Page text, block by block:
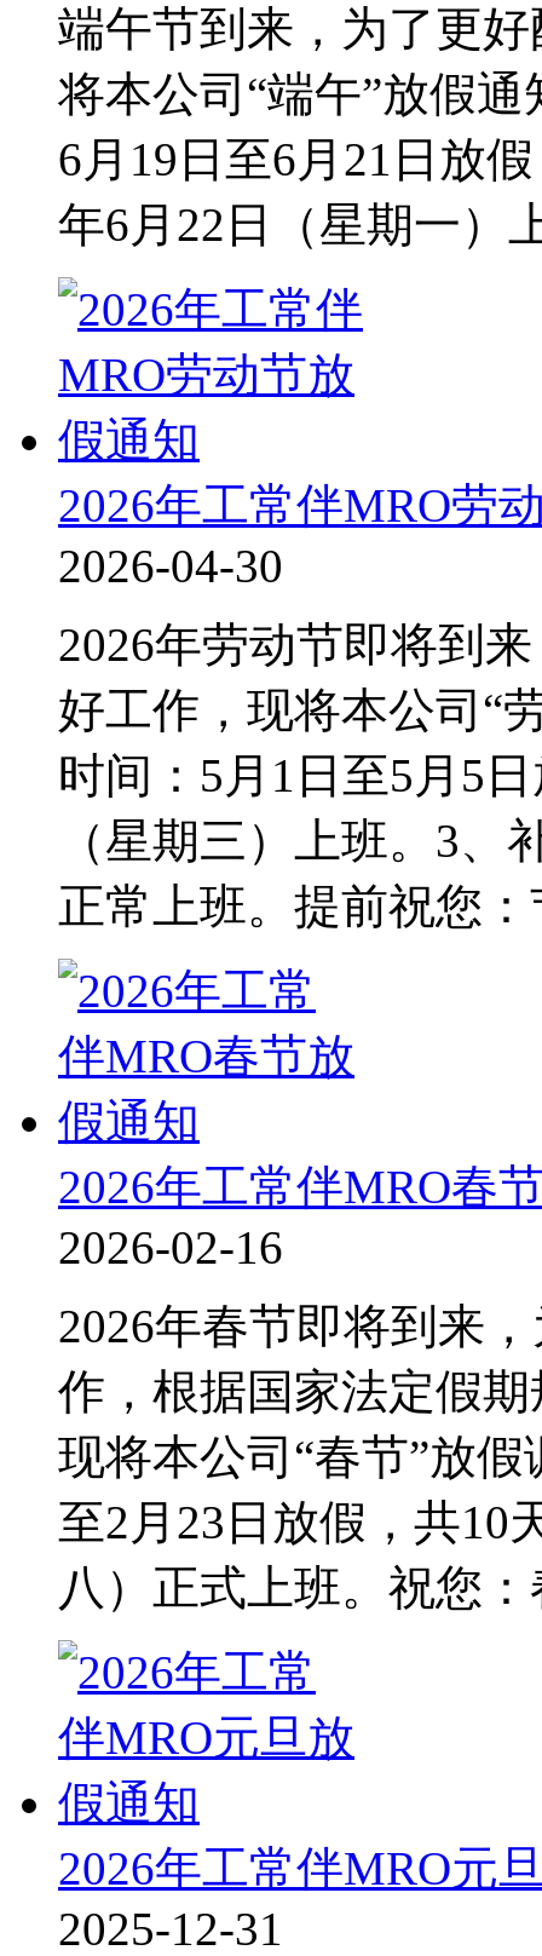
端午节到来，为了更
将本公司“端午”放假
6月19日至6月21日放
年6月22日（星期一）
2026年工常伴MRO劳
2026-04-30
2026年劳动节即将到
好工作，现将本公司“
时间：5月1日至5月5
（星期三）上班。3
正常上班。提前祝您
2026年工常伴MRO春
2026-02-16
2026年春节即将到来
作，根据国家法定假
现将本公司“春节”放
至2月23日放假，共10
八）正式上班。祝您
2026年工常伴MRO元
2025-12-31